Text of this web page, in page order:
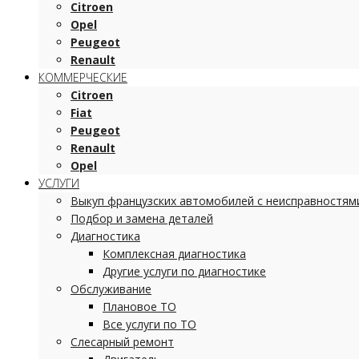
Citroen
Opel
Peugeot
Renault
КОММЕРЧЕСКИЕ
Citroen
Fiat
Peugeot
Renault
Opel
УСЛУГИ
Выкуп французских автомобилей с
Подбор и замена деталей
Диагностика
Комплексная диагностика
Другие услуги по диагностике
Обслуживание
Плановое ТО
Все услуги по ТО
Слесарный ремонт